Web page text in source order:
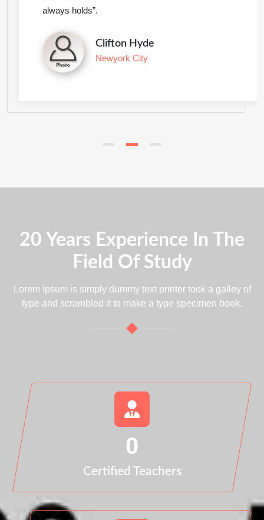
always holds”.
Clifton Hyde
Newyork City
20 Years Experience In The
Field Of Study
Lorem Ipsum is simply dummy text printer took a galley of
type and scrambled it to make a type specimen book.
0
Certified Teachers